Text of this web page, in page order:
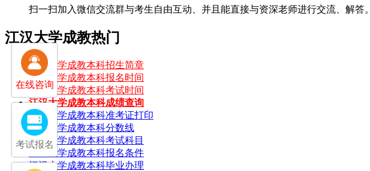
扫一扫加入微信交流群与考生自由互动、并且能直接与资深老师进行交流、解答。
江汉大学成教热门
江汉大学成教本科招生简章
江汉大学成教本科报名时间
江汉大学成教本科考试时间
江汉大学成教本科成绩查询
江汉大学成教本科准考证打印
江汉大学成教本科分数线
江汉大学成教本科考试科目
江汉大学成教本科报名条件
江汉大学成教本科毕业办理
在线咨询
考试报名